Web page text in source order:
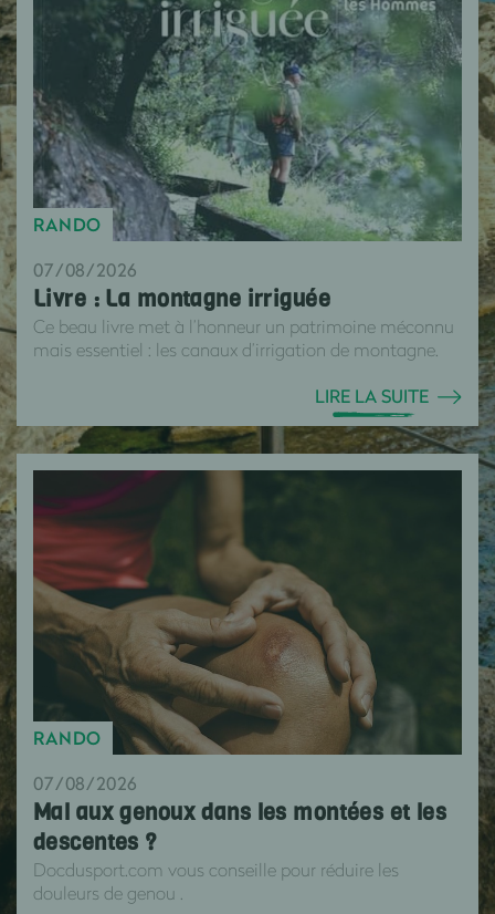
RANDO
07/08/2026
Livre : La montagne irriguée
Ce beau livre met à l’honneur un patrimoine méconnu
mais essentiel : les canaux d’irrigation de montagne.
LIRE LA SUITE
RANDO
07/08/2026
Mal aux genoux dans les montées et les
descentes ?
Docdusport.com vous conseille pour réduire les
douleurs de genou .